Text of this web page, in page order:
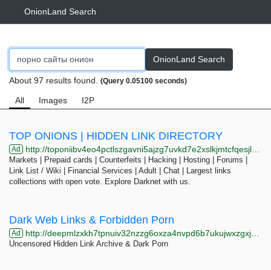
OnionLand Search
OnionLand Search
About 97 results found. (Query 0.05100 seconds)
All Images I2P
TOP ONIONS | HIDDEN LINK DIRECTORY
Ad http://toponiibv4eo4pctlszgavni5ajzg7uvkd7e2xslkjmtcfqesjlsqpid.onion
Markets | Prepaid cards | Counterfeits | Hacking | Hosting | Forums |
Link List / Wiki | Financial Services | Adult | Chat | Largest links
collections with open vote. Explore Darknet with us.
Dark Web Links & Forbidden Porn
Ad http://deepmlzxkh7tpnuiv32nzzg6oxza4nvpd6b7ukujwxzgxj2f33johuqd.onion
Uncensored Hidden Link Archive & Dark Porn